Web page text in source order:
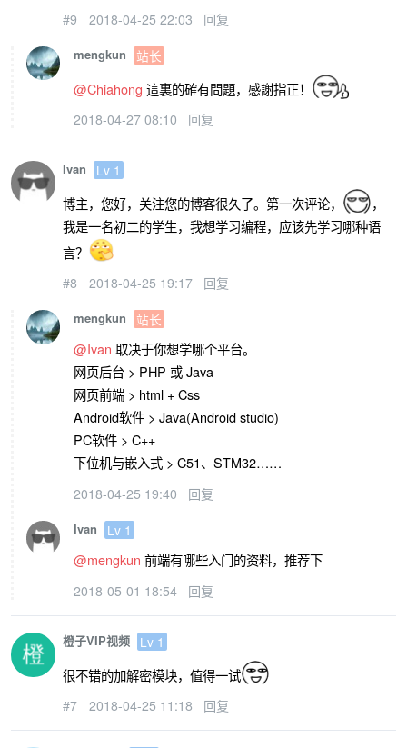
#9 2018-04-25 22:03 回复
mengkun 站长
@Chiahong 這裏的確有問題，感謝指正！
2018-04-27 08:10 回复
Ivan Lv 1
博主，您好，关注您的博客很久了。第一次评论，
，
我是一名初二的学生，我想学习编程，应该先学习哪种语
言？
#8 2018-04-25 19:17 回复
mengkun 站长
@Ivan 取决于你想学哪个平台。
网页后台 > PHP 或 Java
网页前端 > html + Css
Android软件 > Java(Android studio)
PC软件 > C++
下位机与嵌入式 > C51、STM32……
2018-04-25 19:40 回复
Ivan Lv 1
@mengkun 前端有哪些入门的资料，推荐下
2018-05-01 18:54 回复
橙子VIP视频 Lv 1
很不错的加解密模块，值得一试
#7 2018-04-25 11:18 回复